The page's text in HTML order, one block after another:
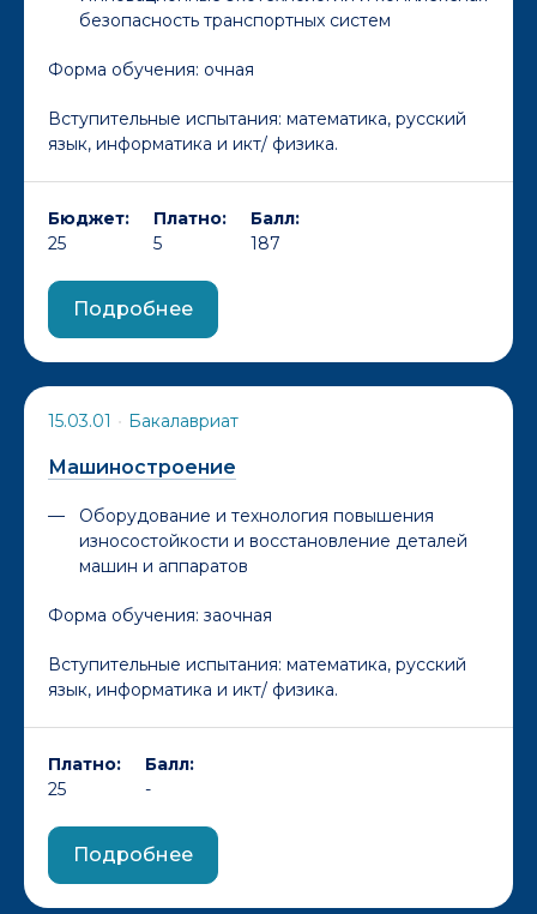
безопасность транспортных систем
Форма обучения: очная
Вступительные испытания: математика, русский
язык, информатика и икт/ физика.
Бюджет:
25
Платно:
5
Балл:
187
Подробнее
15.03.01 • Бакалавриат
Машиностроение
Оборудование и технология повышения
износостойкости и восстановление деталей
машин и аппаратов
Форма обучения: заочная
Вступительные испытания: математика, русский
язык, информатика и икт/ физика.
Платно:
25
Балл:
-
Подробнее